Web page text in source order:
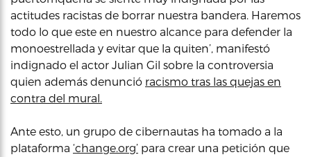
actitudes racistas de borrar nuestra bandera. Haremos
todo lo que este en nuestro alcance para defender la
monoestrellada y evitar que la quiten’, manifestó
indignado el actor Julian Gil sobre la controversia
quien además denunció racismo tras las quejas en
contra del mural.
Ante esto, un grupo de cibernautas ha tomado a la
plataforma ‘change.org’ para crear una petición que